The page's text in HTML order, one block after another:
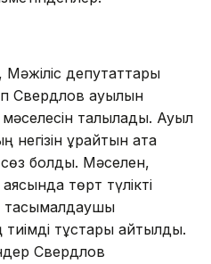
депутаттары
Свердлов ауылын
талқылады. Ауыл
құрайтын ата
сөз болды. Мәселен,
төрт түлікті
тасымалдаушы
тұстары айтылды.
Свердлов